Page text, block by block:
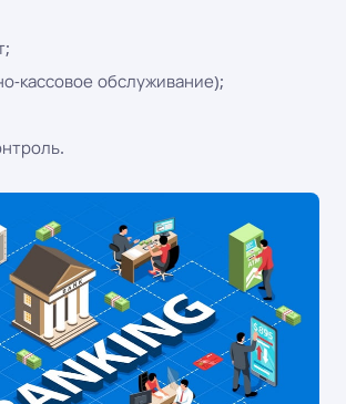
кассовое обслуживание);